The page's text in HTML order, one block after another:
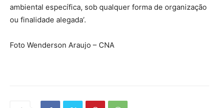
ambiental específica, sob qualquer forma de organização
ou finalidade alegada’.
Foto Wenderson Araujo – CNA